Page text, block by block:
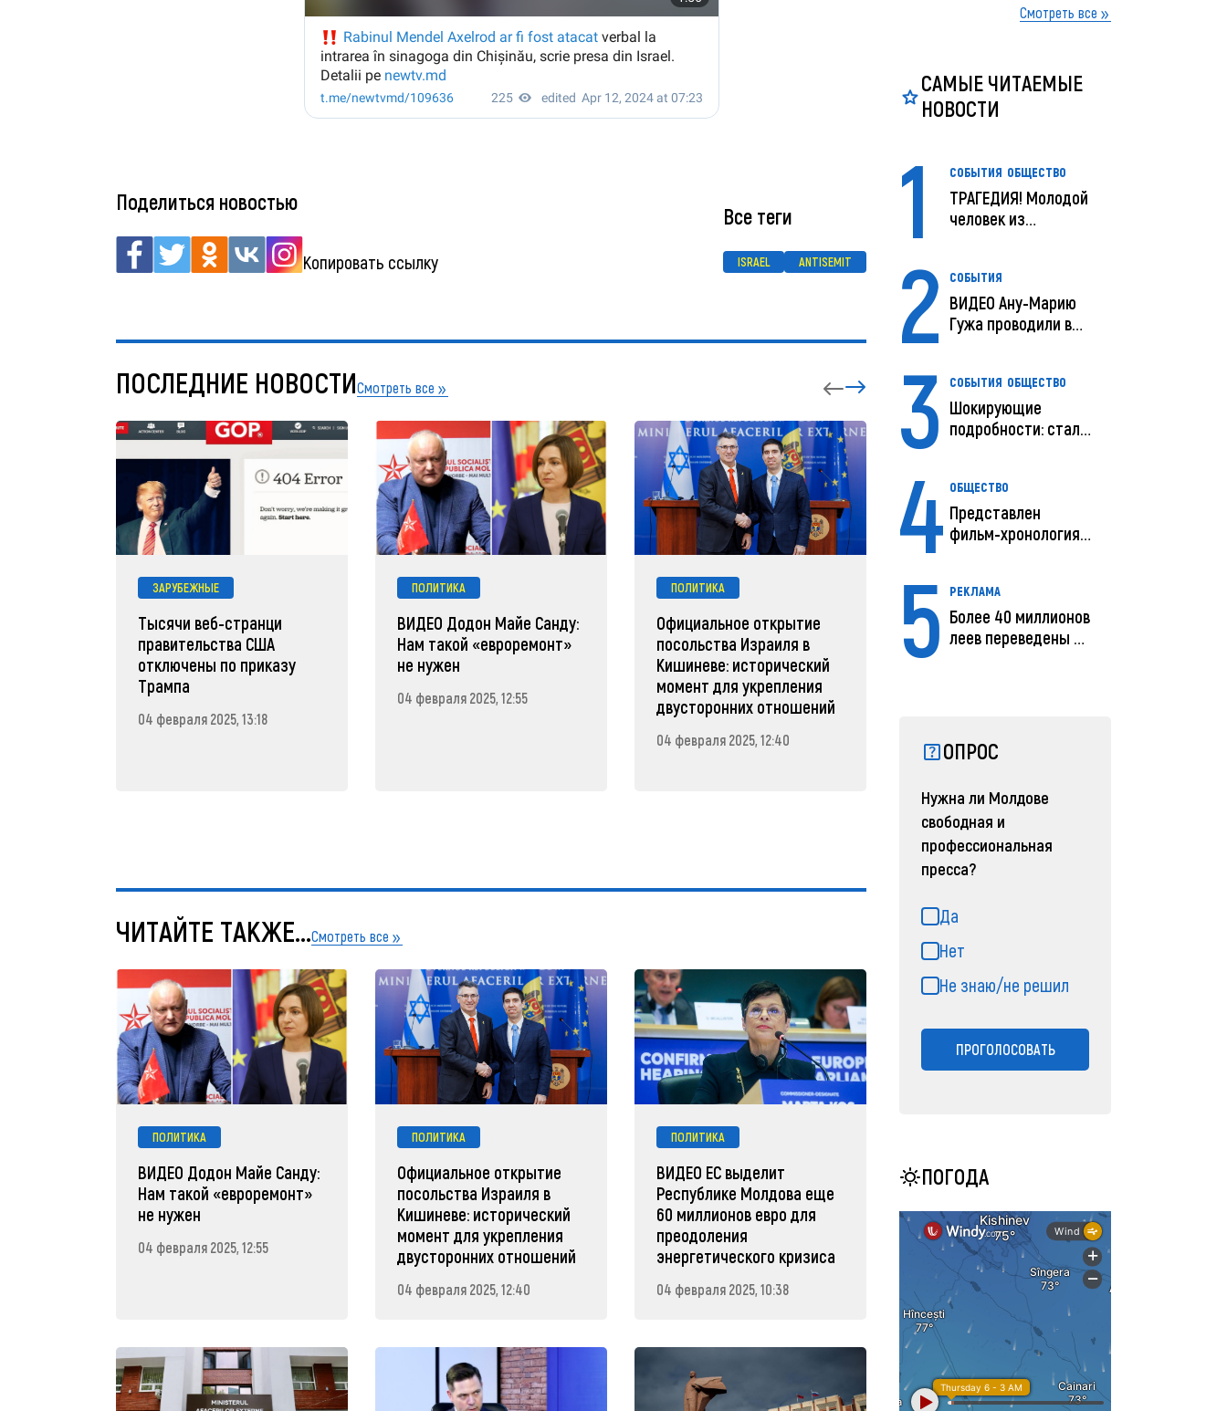
Поделиться новостью
Копировать ссылку
Все теги
ISRAEL ANTISEMIT
ПОСЛЕДНИЕ НОВОСТИСмотреть все
ЗАРУБЕЖНЫЕ
Тысячи веб-странци
правительства США
отключены по приказу
Трампа
04 февраля 2025, 13:18
ПОЛИТИКА
ВИДЕО Додон Майе Санду:
Нам такой «евроремонт»
не нужен
04 февраля 2025, 12:55
ПОЛИТИКА
Официальное открытие
посольства Израиля в
Кишиневе: исторический
момент для укрепления
двусторонних отношений
04 февраля 2025, 12:40
ЗАРУБЕЖНЫЕ
Зеленский объявляет о
радикальной
реструктуризации армии
ЧИТАЙТЕ ТАКЖЕ...Смотреть все
ПОЛИТИКА
ВИДЕО Додон Майе Санду:
Нам такой «евроремонт»
не нужен
04 февраля 2025, 12:55
ПОЛИТИКА
Официальное открытие
посольства Израиля в
Кишиневе: исторический
момент для укрепления
двусторонних отношений
04 февраля 2025, 12:40
ПОЛИТИКА
ВИДЕО ЕС выделит
Республике Молдова еще
60 миллионов евро для
преодоления
энергетического кризиса
04 февраля 2025, 10:38
реформир...Смотреть все
САМЫЕ ЧИТАЕМЫЕ
НОВОСТИ
1 СОБЫТИЯ ОБЩЕСТВО
ТРАГЕДИЯ! Молодой
человек из
2 СОБЫТИЯ
ВИДЕО Ану-Марию
Гужа проводили в
3 СОБЫТИЯ ОБЩЕСТВО
Шокирующие
подробности: стали
4 ОБЩЕСТВО
Представлен
фильм-хронология
5 РЕКЛАМА
Более 40 миллионов
леев переведены с
ОПРОС
Нужна ли Молдове
свободная и
профессиональная
пресса?
Да
Нет
Не знаю/не решил
ПРОГОЛОСОВАТЬ
ПОГОДА